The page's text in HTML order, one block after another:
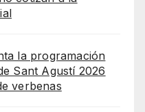
la programación
Sant Agustí 2026
verbenas